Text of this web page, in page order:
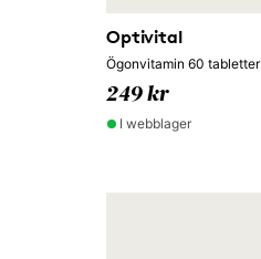
Optivital
Ögonvitamin 60 tabletter
249 kr
I webblager